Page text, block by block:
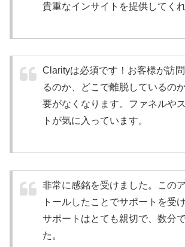
貴重なインサイトを提供してくれ
Clarityは必須です！お客様が訪
るのか、どこで離脱しているの
要がなくなります。ファネルや
トが気に入っています。
非常に感銘を受けました。この
トールしたことでサポートを受
サポートはとても親切で、数分
た。